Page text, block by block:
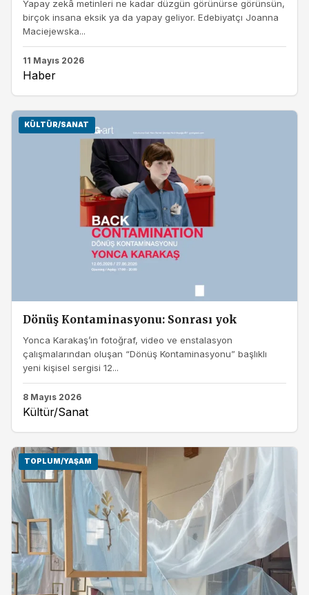
Yapay zekâ metinleri ne kadar düzgün görünürse görünsün,
birçok insana eksik ya da yapay geliyor. Edebiyatçı Joanna
Maciejewska...
11 Mayıs 2026
Haber
KÜLTÜR/SANAT
Dönüş Kontaminasyonu: Sonrası yok
Yonca Karakaş’ın fotoğraf, video ve enstalasyon
çalışmalarından oluşan “Dönüş Kontaminasyonu” başlıklı
yeni kişisel sergisi 12...
8 Mayıs 2026
Kültür/Sanat
TOPLUM/YAŞAM